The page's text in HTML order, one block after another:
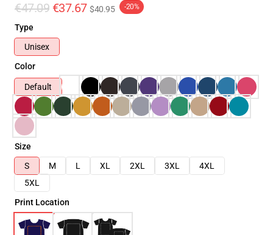
€47.09 €37.67 $40.95 -20%
Type
Unisex
Color
Default
Size
S
M L XL 2XL 3XL
4XL
5XL
Print Location